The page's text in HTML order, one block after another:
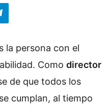
la persona con el
Como director
de que todos los
cumplan, al tiempo